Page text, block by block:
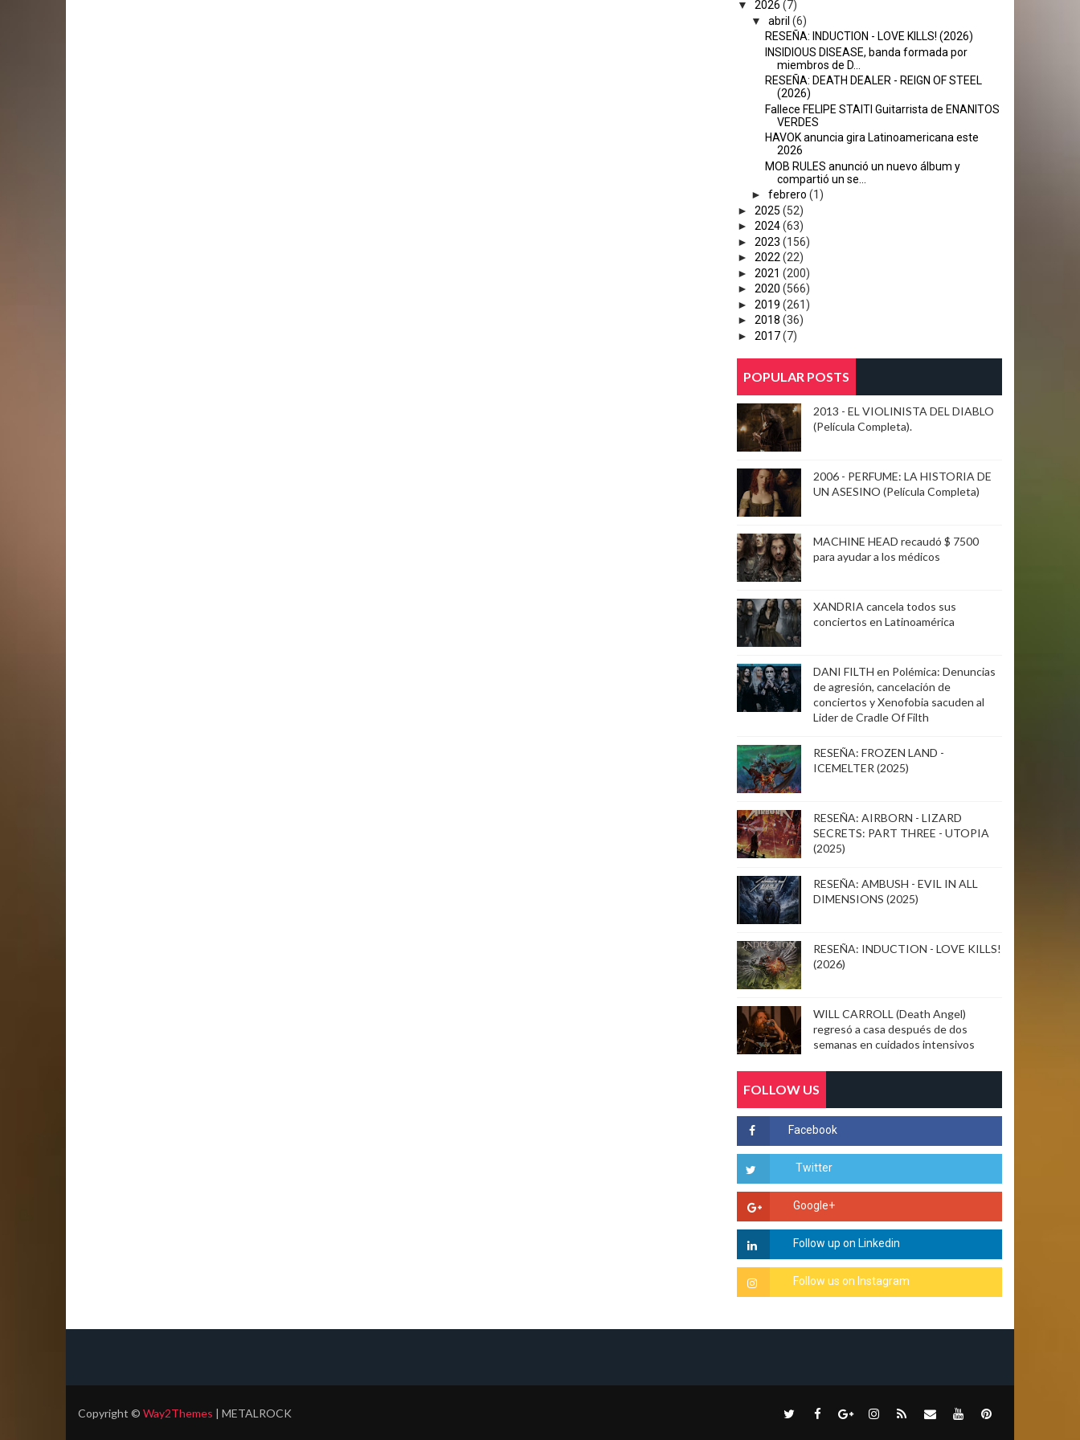
▼ 2026 (7)
▼
abril (6)
RESEÑA: INDUCTION - LOVE KILLS! (2026)
INSIDIOUS DISEASE, banda formada por
miembros de D...
RESEÑA: DEATH DEALER - REIGN OF STEEL
(2026)
Fallece FELIPE STAITI Guitarrista de ENANITOS
VERDES
HAVOK anuncia gira Latinoamericana este
2026
MOB RULES anunció un nuevo álbum y
compartió un se...
► febrero (1)
► 2025 (52)
► 2024(63)
► 2023 (156)
► 2022 (22)
► 2021 (200)
► 2020 (566)
► 2019 (261)
► 2018 (36)
► 2017(7)
POPULAR POSTS
2013 - EL VIOLINISTA DEL DIABLO
(Película Completa).
2006 - PERFUME: LA HISTORIA DE
UN ASESINO (Película Completa)
MACHINE HEAD recaudó $ 7500
para ayudar a los médicos
XANDRIA cancela todos sus
conciertos en Latinoamérica
DANI FILTH en Polémica: Denuncias
de agresión, cancelación de
conciertos y Xenofobia sacuden al
Lider de Cradle Of Filth
RESEÑA: FROZEN LAND -
ICEMELTER (2025)
RESEÑA: AIRBORN - LIZARD
SECRETS: PART THREE - UTOPIA
(2025)
RESEÑA: AMBUSH - EVIL IN ALL
DIMENSIONS (2025)
RESEÑA: INDUCTION - LOVE KILLS!
(2026)
WILL CARROLL (Death Angel)
regresó a casa después de dos
semanas en cuidados intensivos
FOLLOW US
Copyright © Way2Themes | METALROCK